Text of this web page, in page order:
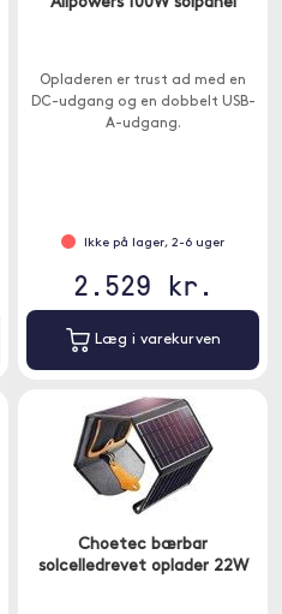
Opladeren er trust ad med en
DC-udgang og en dobbelt USB-
A-udgang.
Ikke på lager, 2-6 uger
2.529 kr.
Læg i varekurven
Choetec bærbar
solcelledrevet oplader 22W